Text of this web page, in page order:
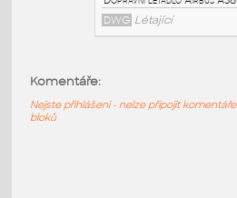
DWG Létající
DWG
Létající
Komentáře:
Nejste přihlášeni - nelze připojit komentáře
bloků